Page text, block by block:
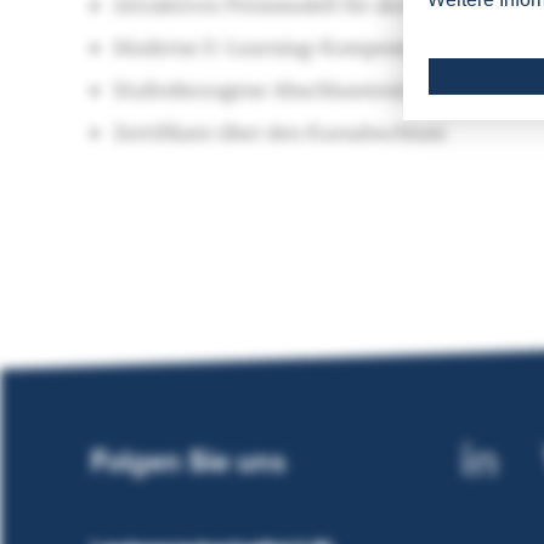
Moderne E-Learning-Komponenten zur
Stufenbezogene Abschlusstests mit
Zertifikate über den Kursabschluss
Folgen Sie uns